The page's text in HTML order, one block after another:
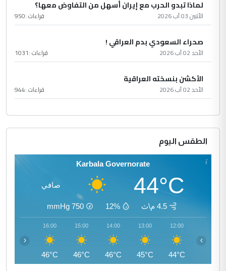
لماذا تبدو الحرب مع إيران أسهل من التفاوض معها؟
الأثنين 03 آب 2026 قراءات :950
صحراء السعودي بدم العراقي !
الأحد 02 آب 2026 قراءات :1031
الأكشن بنسخته العراقية
الأحد 02 آب 2026 قراءات :944
الطقس اليوم
Karbala Governorate
44°C صافي
4.5 م\ث 12%
750
mmHg
12:00
44°C
13:00
45°C
14:00
46°C
15:00
46°C
16:00
46°C
‹ ›